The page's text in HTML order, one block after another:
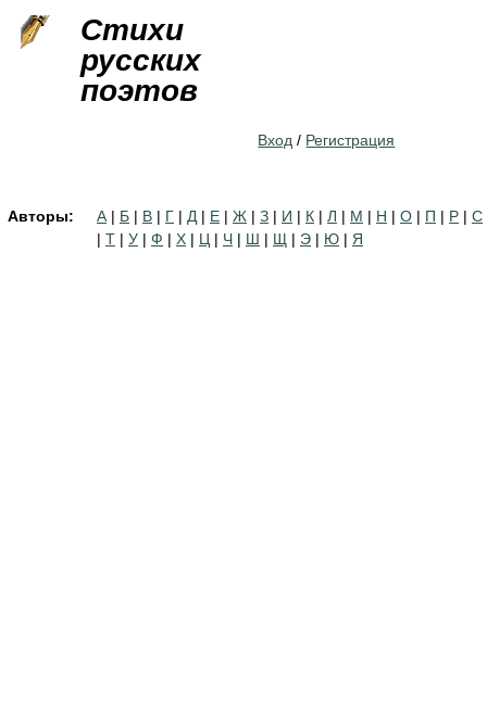
Стихи
русских
поэтов
Вход / Регистрация
Авторы: А | Б | В | Г | Д | Е | Ж | З | И | К | Л | М | Н | О | П | Р | С
| Т | У | Ф | Х | Ц | Ч | Ш | Щ | Э | Ю | Я